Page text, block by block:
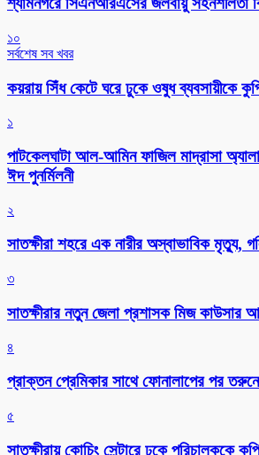
১০
সর্বশেষ সব খবর
কয়রায় সিঁধ কেটে ঘরে ঢুকে ওষুধ ব্যবসায়ীকে
১
পাটকেলঘাটা আল-আমিন ফাজিল মাদ্রাসা
ঈদ পুনর্মিলনী
২
সাতক্ষীরা শহরে এক নারীর অস্বাভাবিক মৃত্যু,
৩
সাতক্ষীরার নতুন জেলা প্রশাসক মিজ কাউসার
৪
প্রাক্তন প্রেমিকার সাথে ফোনালাপের পর
৫
সাতক্ষীরায় কোচিং সেন্টারে ঢুকে পরিচালককে